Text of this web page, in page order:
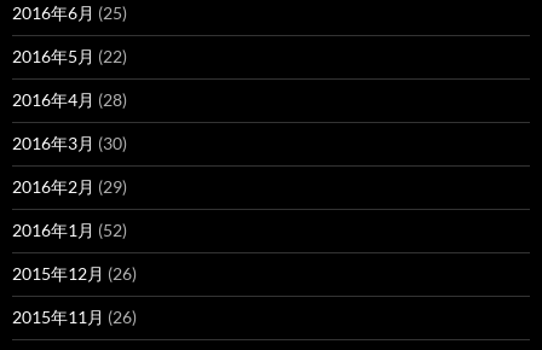
2016年6月 (25)
2016年5月 (22)
2016年4月 (28)
2016年3月 (30)
2016年2月 (29)
2016年1月 (52)
2015年12月 (26)
2015年11月 (26)